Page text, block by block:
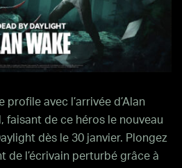
avec l’arrivée d’Alan
faisant de ce héros le nouveau
dès le 30 janvier. Plongez
de l’écrivain perturbé grâce à